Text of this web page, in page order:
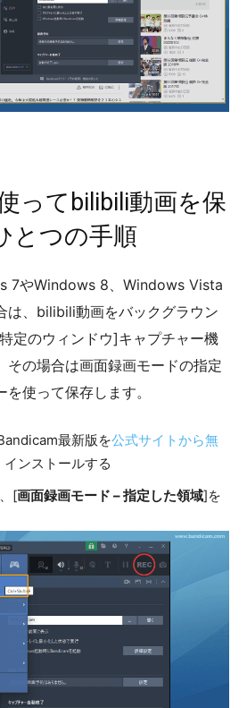
ってbilibili動画を保
とつの手順
7やWindows 8、Windows Vista
は、bilibili動画をバックグラウン
定のウィンドウ]キャプチャー機
その場合は画面録画モードの指定
使って保存します。
最新版を公式サイトから無
、インストールする
[画面録画モード – 指定した領域]を